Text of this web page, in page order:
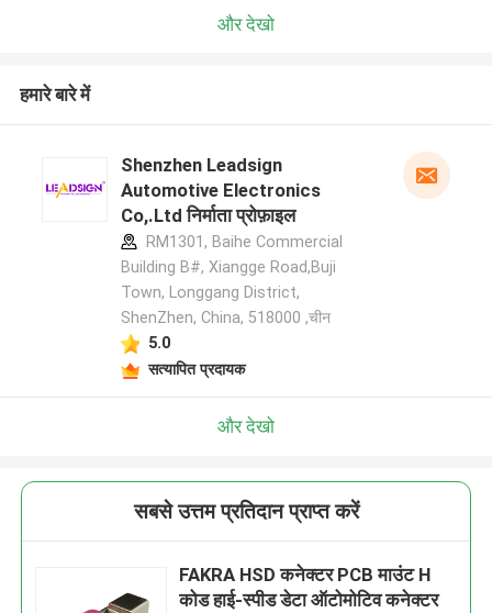
और देखो
हमारे बारे में
Shenzhen Leadsign
Automotive Electronics
Co,.Ltd निर्माता प्रोफ़ाइल
RM1301, Baihe Commercial
Building B#, Xiangge Road,Buji
Town, Longgang District,
ShenZhen, China, 518000 ,चीन
5.0
सत्यापित प्रदायक
और देखो
सबसे उत्तम प्रतिदान प्राप्त करें
FAKRA HSD कनेक्टर PCB माउंट H
कोड हाई-स्पीड डेटा ऑटोमोटिव कनेक्टर